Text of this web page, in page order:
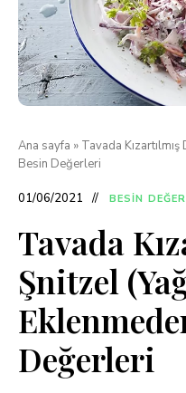
Ana sayfa » Tavada
Besin Değerleri
01/06/2021 BESIN
Tavada
Şnitzel
Değerleri